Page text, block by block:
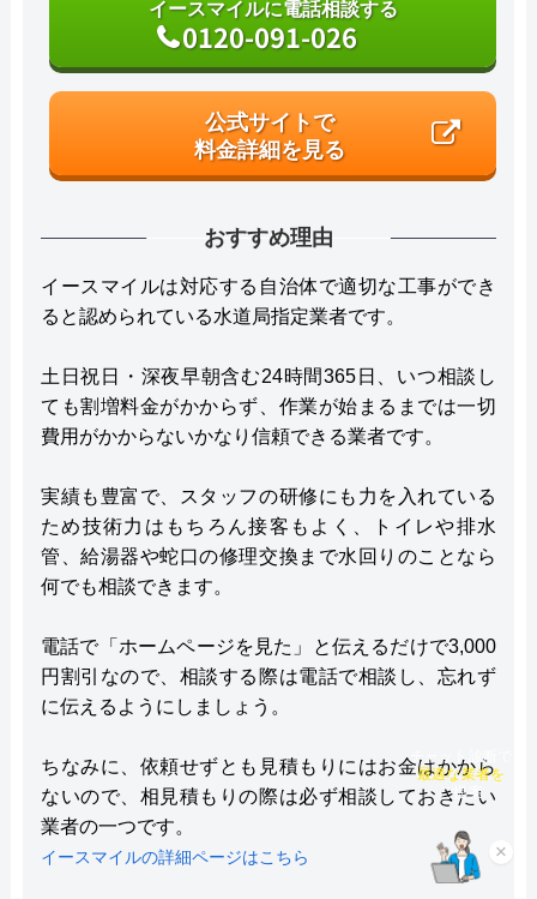
イースマイルに電話相談する
0120-091-026
公式サイトで
料金詳細を見る
おすすめ理由
イースマイルは対応する自治体で適切な工事ができ
ると認められている水道局指定業者です。
土日祝日・深夜早朝含む24時間365日、いつ相談し
ても割増料金がかからず、作業が始まるまでは一切
費用がかからないかなり信頼できる業者です。
実績も豊富で、スタッフの研修にも力を入れている
ため技術力はもちろん接客もよく、トイレや排水
管、給湯器や蛇口の修理交換まで水回りのことなら
何でも相談できます。
電話で「ホームページを見た」と伝えるだけで3,000
円割引なので、相談する際は電話で相談し、忘れず
に伝えるようにしましょう。
ちなみに、依頼せずとも見積もりにはお金はかから
ないので、相見積もりの際は必ず相談しておきたい
業者の一つです。
イースマイルの詳細ページはこちら ×
チャット診断で
最適な業者を
ご提案